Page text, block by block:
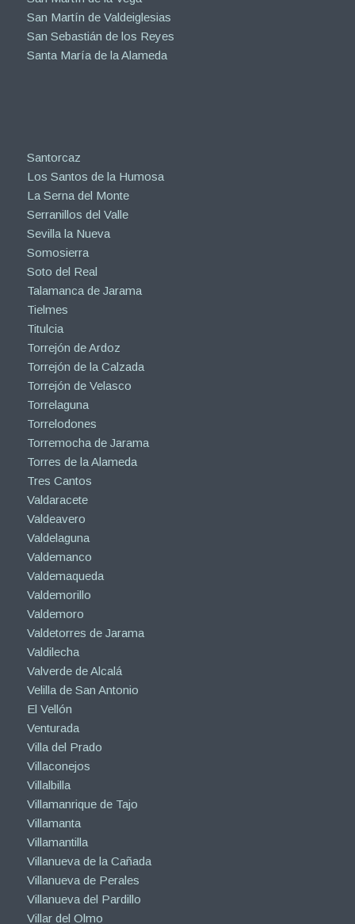
San Martín de Valdeiglesias
San Sebastián de los Reyes
Santa María de la Alameda
Santorcaz
Los Santos de la Humosa
La Serna del Monte
Serranillos del Valle
Sevilla la Nueva
Somosierra
Soto del Real
Talamanca de Jarama
Tielmes
Titulcia
Torrejón de Ardoz
Torrejón de la Calzada
Torrejón de Velasco
Torrelaguna
Torrelodones
Torremocha de Jarama
Torres de la Alameda
Tres Cantos
Valdaracete
Valdeavero
Valdelaguna
Valdemanco
Valdemaqueda
Valdemorillo
Valdemoro
Valdetorres de Jarama
Valdilecha
Valverde de Alcalá
Velilla de San Antonio
El Vellón
Venturada
Villa del Prado
Villaconejos
Villalbilla
Villamanrique de Tajo
Villamanta
Villamantilla
Villanueva de la Cañada
Villanueva de Perales
Villanueva del Pardillo
Villar del Olmo